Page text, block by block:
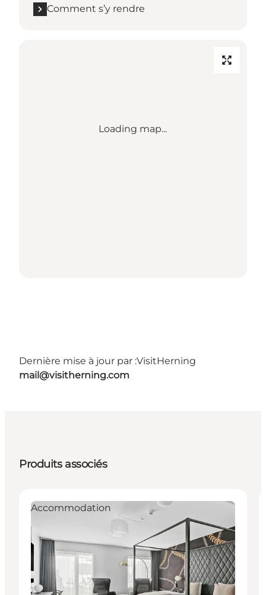
Comment s’y rendre
Loading map...
Dernière mise à jour par :VisitHerning
mail@visitherning.com
Produits associés
Accommodation